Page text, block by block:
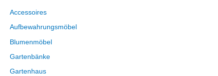
Accessoires
Aufbewahrungsmöbel
Blumenmöbel
Gartenbänke
Gartenhaus